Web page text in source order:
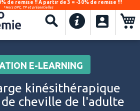
Recherche
de remise !! À partir de 3 = -30% de remise !!!
*Hors DPC, TP et présentielles
.
E-LEARNING
kinésithérapique
cheville de l'adulte